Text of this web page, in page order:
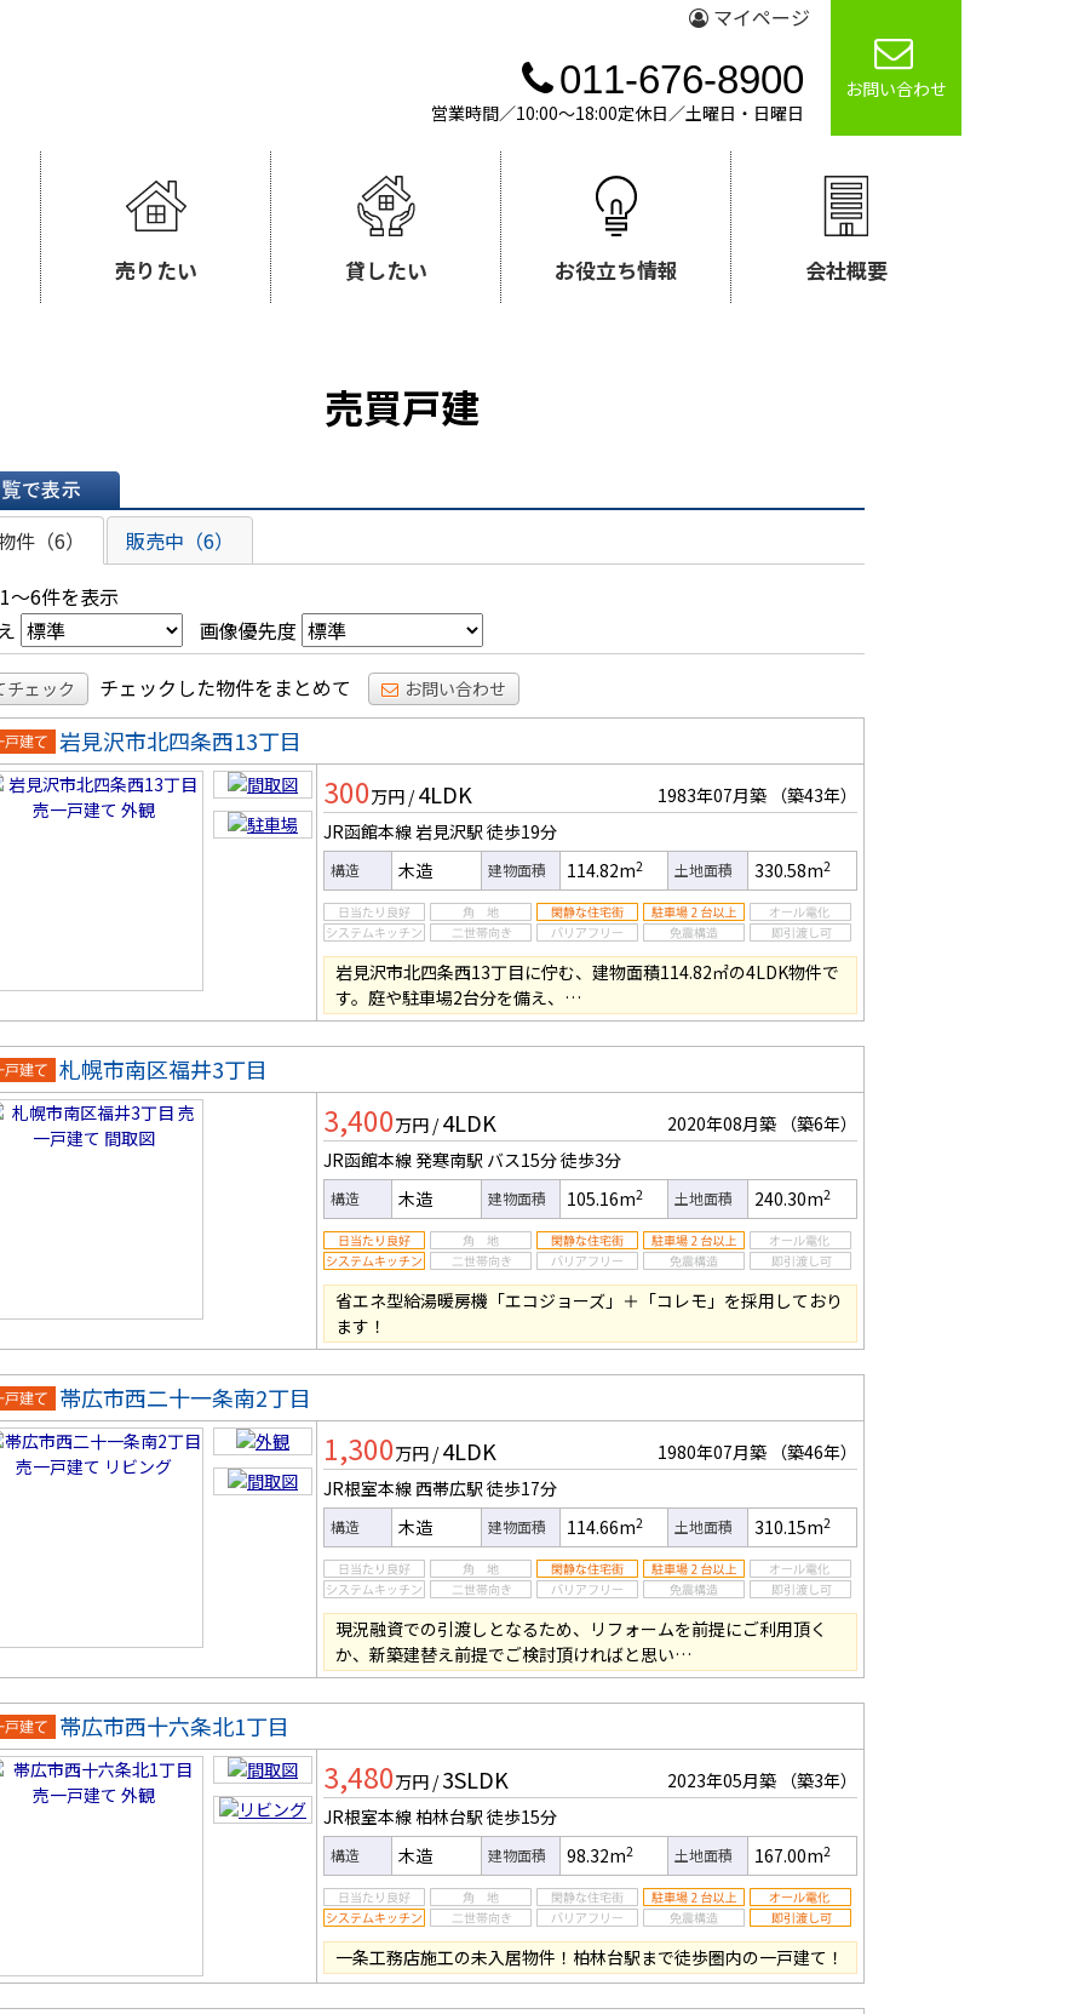
マイページ
011-676-8900
営業時間／10:00～18:00定休日／土曜日・日曜日
お問い合わせ
売りたい 貸したい お役立ち情報 会社概要
売買戸建
示
件（6） 販売中（6）
～6件を表示
画像優先度
チェック チェックした物件をまとめて お問い合わせ
戸建
岩見沢市北四条西13丁目
300万円 / 4LDK 1983年07月築
（築43年）
JR函館本線 岩見沢駅 徒歩19分
構造 木造 建物面積 114.82m2 土地面積 330.58m2
岩見沢市北四条西13丁目に佇む、建物面積114.82㎡の4LDK物件で
す。庭や駐車場2台分を備え、…
戸建
札幌市南区福井3丁目
3,400万円 / 4LDK 2020年08月築
（築6年）
JR函館本線 発寒南駅 バス15分徒歩3分
構造 木造 建物面積 105.16m2 土地面積 240.30m2
省エネ型給湯暖房機「エコジョーズ」＋「コレモ」を採用しており
ます！
戸建
帯広市西二十一条南2丁目
1,300万円 / 4LDK 1980年07月築
（築46年）
JR根室本線 西帯広駅 徒歩17分
構造 木造 建物面積 114.66m2 土地面積 310.15m2
現況融資での引渡しとなるため、リフォームを前提にご利用頂く
か、新築建替え前提でご検討頂ければと思い…
戸建
帯広市西十六条北1丁目
3,480万円 / 3SLDK 2023年05月築
（築3年）
JR根室本線 柏林台駅 徒歩15分
構造 木造 建物面積 98.32m2 土地面積 167.00m2
一条工務店施工の未入居物件！柏林台駅まで徒歩圏内の一戸建て！